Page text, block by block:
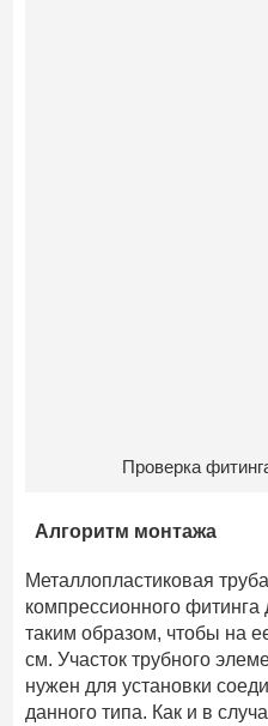
Проверка
Алгоритм монтажа
Металлопластиковая
компрессионного
таким образом, чтобы на
см. Участок трубного
нужен для установки
данного типа. Как и в